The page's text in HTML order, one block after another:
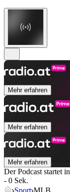
Mehr erfahren
Mehr erfahren
Mehr erfahren
Der Podcast startet in
- 0 Sek.